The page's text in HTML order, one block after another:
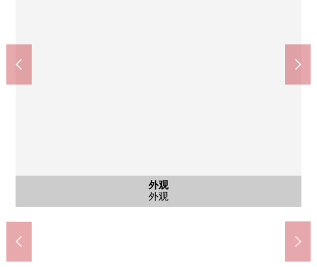
外观
外观
停车场
停车场
客厅
客厅
客厅
客厅
客厅
客厅
客厅
客厅
厨房
厨房
室内
餐厅
室内
日式房间
公共汽车
公共汽车
洗脸
洗脸室
洗脸
洗脸室
厕所
厕所
室内
书斋
卧室
主卧室
室内
主卧室
门口
门口
门口
门口
室内
室内
阳台
阳台
大野西小学(约400m)